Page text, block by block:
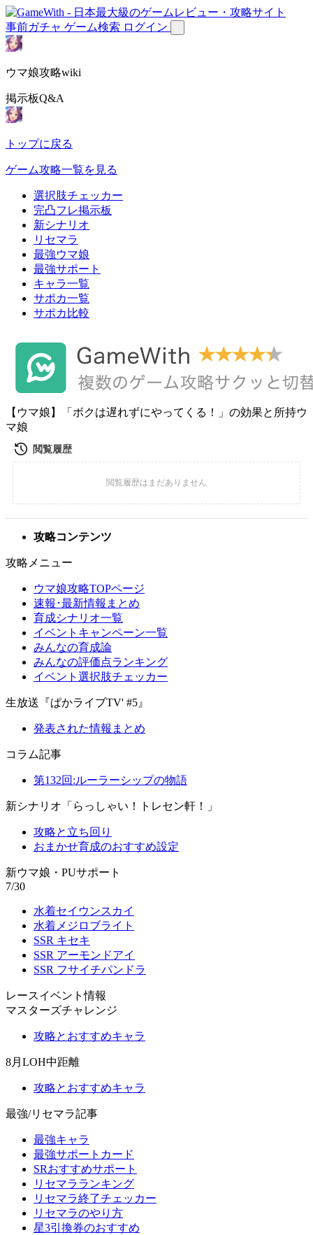
事前ガチャ ゲーム検索 ログイン
ウマ娘攻略wiki
掲示板Q&A
トップに戻る
ゲーム攻略一覧を見る
選択肢チェッカー
完凸フレ掲示板
新シナリオ
リセマラ
最強ウマ娘
最強サポート
キャラ一覧
サポカ一覧
サポカ比較
【ウマ娘】「ボクは遅れずにやってくる！」の効果と所持ウ
マ娘
攻略コンテンツ
攻略メニュー
ウマ娘攻略TOPページ
速報･最新情報まとめ
育成シナリオ一覧
イベントキャンペーン一覧
みんなの育成論
みんなの評価点ランキング
イベント選択肢チェッカー
生放送『ぱかライブTV' #5』
発表された情報まとめ
コラム記事
第132回:ルーラーシップの物語
新シナリオ「らっしゃい！トレセン軒！」
攻略と立ち回り
おまかせ育成のおすすめ設定
新ウマ娘・PUサポート
7/30
水着セイウンスカイ
水着メジロブライト
SSR キセキ
SSR アーモンドアイ
SSR フサイチパンドラ
レースイベント情報
マスターズチャレンジ
攻略とおすすめキャラ
8月LOH中距離
攻略とおすすめキャラ
最強/リセマラ記事
最強キャラ
最強サポートカード
SRおすすめサポート
リセマラランキング
リセマラ終了チェッカー
リセマラのやり方
星3引換券のおすすめ